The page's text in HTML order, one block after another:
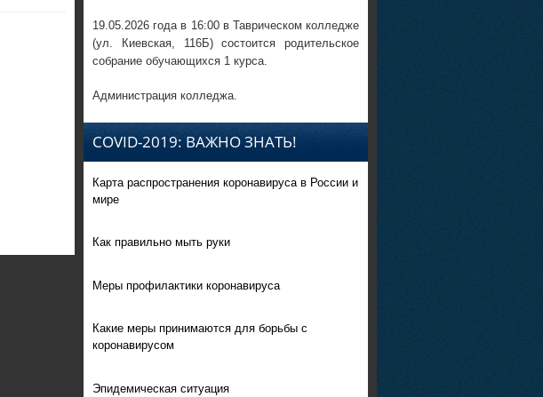
19.05.2026 года в 16:00 в Таврическом колледже
(ул. Киевская, 116Б) состоится родительское
собрание обучающихся 1 курса.
Администрация колледжа.
COVID-2019: ВАЖНО ЗНАТЬ!
Карта распространения коронавируса в России и
мире
Как правильно мыть руки
Меры профилактики коронавируса
Какие меры принимаются для борьбы с
коронавирусом
Эпидемическая ситуация